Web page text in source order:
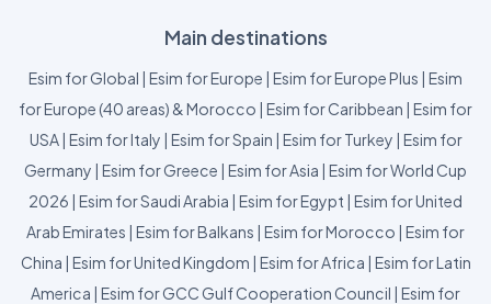
Main destinations
Esim for Global | Esim for Europe | Esim for Europe Plus | Esim
for Europe (40 areas) & Morocco | Esim for Caribbean | Esim for
USA| Esim for Italy | Esim for Spain | Esim for Turkey | Esim for
Germany | Esim for Greece | Esim for Asia | Esim for World Cup
2026 | Esim for Saudi Arabia | Esim for Egypt | Esim for United
Arab Emirates | Esim for Balkans | Esim for Morocco | Esim for
China | Esim for United Kingdom | Esim for Africa | Esim for Latin
America | Esim for GCC Gulf Cooperation Council | Esim for